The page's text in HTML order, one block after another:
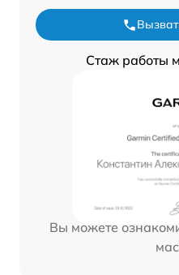
Стаж работы
Вы можете